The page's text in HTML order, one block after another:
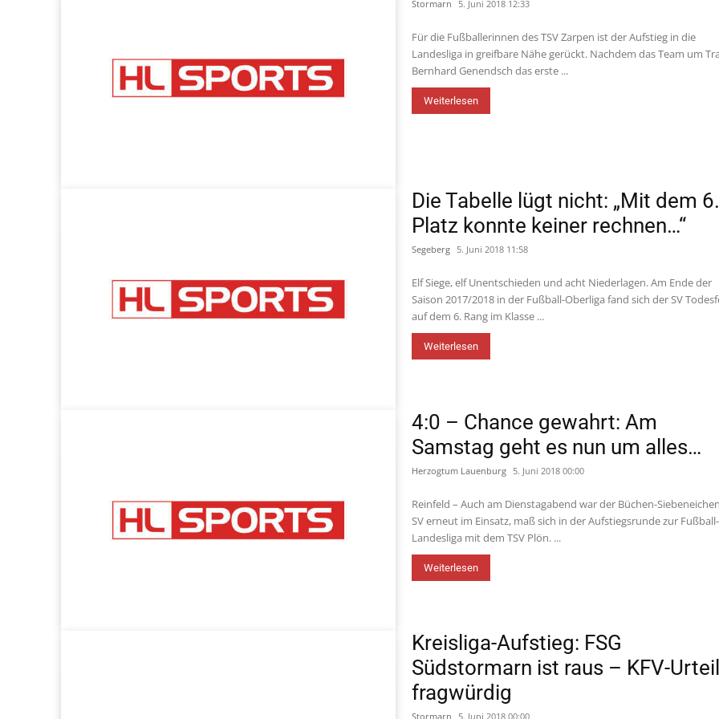
Stormarn 5. Juni 2018 12:33
Für die Fußballerinnen des TSV Zarpen ist der Aufstieg in die
Landesliga in greifbare Nähe gerückt. Nachdem das Team um
Bernhard Genendsch das erste ...
Weiterlesen
Die Tabelle lügt nicht: „Mit dem 6.
Platz konnte keiner rechnen…“
Segeberg 5. Juni 2018 11:58
Elf Siege, elf Unentschieden und acht Niederlagen. Am Ende der
Saison 2017/2018 in der Fußball-Oberliga fand sich der SV
auf dem 6. Rang im Klasse ...
Weiterlesen
4:0 – Chance gewahrt: Am
Samstag geht es nun um alles…
Herzogtum Lauenburg 5. Juni 2018 00:00
Reinfeld – Auch am Dienstagabend war der Büchen-
SV erneut im Einsatz, maß sich in der Aufstiegsrunde zur Fußball-
Landesliga mit dem TSV Plön. ...
Weiterlesen
Kreisliga-Aufstieg: FSG
Südstormarn ist raus – KFV-Urteil
fragwürdig
Stormarn 5. Juni 2018 00:00